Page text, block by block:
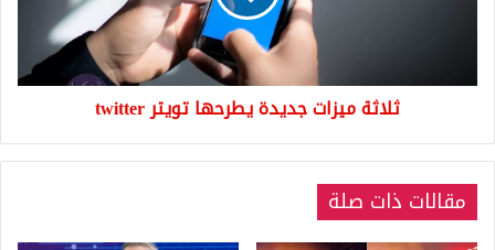
ثلاثة ميزات جديدة يطرحها تويتر twitter
مقالات ذات صلة